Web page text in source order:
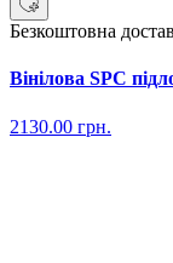
Безкоштовна
Вінілова SPC
2130.00 грн.